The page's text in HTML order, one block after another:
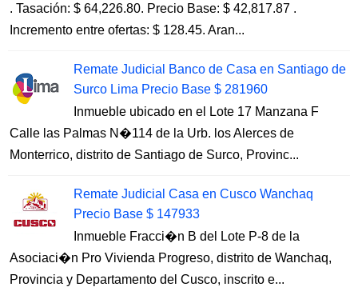
. Tasación: $ 64,226.80. Precio Base: $ 42,817.87 .
Incremento entre ofertas: $ 128.45. Aran...
Remate Judicial Banco de Casa en Santiago de
Surco Lima Precio Base $ 281960
Inmueble ubicado en el Lote 17 Manzana F
Calle las Palmas N�114 de la Urb. los Alerces de
Monterrico, distrito de Santiago de Surco, Provinc...
Remate Judicial Casa en Cusco Wanchaq
Precio Base $ 147933
Inmueble Fracci�n B del Lote P-8 de la
Asociaci�n Pro Vivienda Progreso, distrito de Wanchaq,
Provincia y Departamento del Cusco, inscrito e...